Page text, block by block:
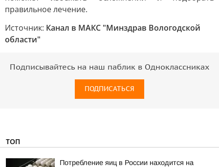
правильное лечение.
Источник: Канал в МАКС "Минздрав Вологодской
области"
Подписывайтесь на наш паблик в Одноклассниках
ПОДПИСАТЬСЯ
ТОП
Потребление яиц в России находится на